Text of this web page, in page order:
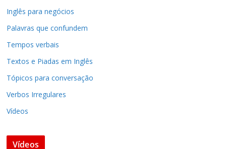
Inglês para negócios
Palavras que confundem
Tempos verbais
Textos e Piadas em Inglês
Tópicos para conversação
Verbos Irregulares
Vídeos
Vídeos